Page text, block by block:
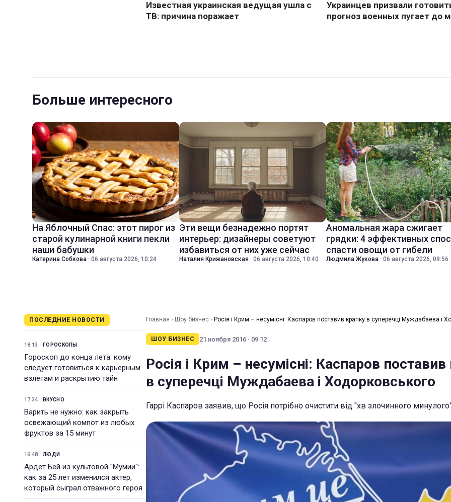
Больше интересного
На Яблочный Спас: этот пирог из
старой кулинарной книги пекли
наши бабушки
Катерина Собкова · 06 августа 2026, 10:24
Эти вещи безнадежно портят
интерьер: дизайнеры советуют
избавиться от них уже сейчас
Наталия Крижановская · 06 августа 2026, 10:40
Аномальная жара сжигает
грядки: 4 эффективных
спасти овощи от гибели
Людмила Жукова · 06 августа 2026, 09:56
ПОСЛЕДНИЕ НОВОСТИ
18:13 ГОРОСКОПЫ
Гороскоп до конца лета: кому
следует готовиться к карьерным
взлетам и раскрытию тайн
17:34 ВКУСНО
Варить не нужно: как закрыть
освежающий компот из любых
фруктов за 15 минут
16:48 ЛЮДИ
Ардет Бей из культовой "Мумии":
как за 25 лет изменился актер,
который сыграл отважного героя
Главная › Шоу бизнес › Росія і Крим – несумісні: Каспаров поставив крапку в суперечці Муждабаева і
ШОУ БИЗНЕС 21 ноября 2016 · 09:12
Росія і Крим – несумісні: Каспаров поставив
в суперечці Муждабаева і Ходорковського
Гаррі Каспаров заявив, що Росія потрібно очистити від "хв злочинного